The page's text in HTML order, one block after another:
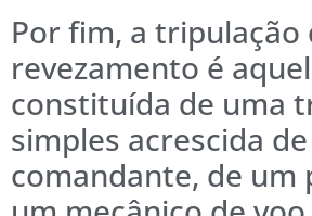
Por fim, a tripulação
revezamento é
constituída de uma
simples acrescida
comandante, de um